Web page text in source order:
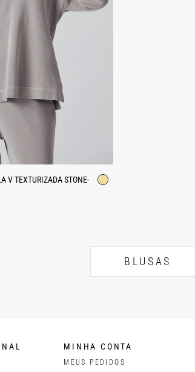
V TEXTURIZADA STONE-
BLUSAS
MINHA CONTA
MEUS PEDIDOS